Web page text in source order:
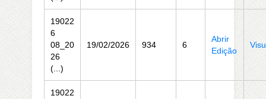
19022
6
08_20
26
(...)
19/02/2026 934 6
Abrir
Edição
19022